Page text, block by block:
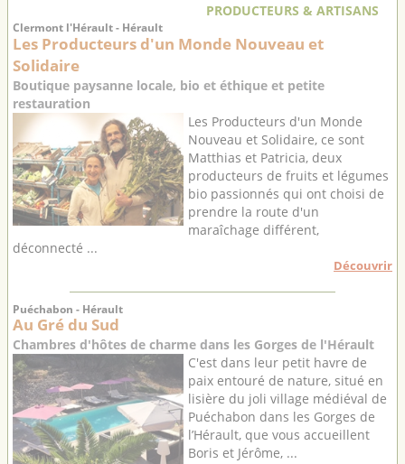
PRODUCTEURS & ARTISANS
Clermont l'Hérault - Hérault
Les Producteurs d'un Monde Nouveau et
Solidaire
Boutique paysanne locale, bio et éthique et petite
restauration
Les Producteurs d'un Monde
Nouveau et Solidaire, ce sont
Matthias et Patricia, deux
producteurs de fruits et légumes
bio passionnés qui ont choisi de
prendre la route d'un
maraîchage différent,
déconnecté ...
Découvrir
Puéchabon - Hérault
Au Gré du Sud
Chambres d'hôtes de charme dans les Gorges de l'Hérault
C'est dans leur petit havre de
paix entouré de nature, situé en
lisière du joli village médiéval de
Puéchabon dans les Gorges de
l’Hérault, que vous accueillent
Boris et Jérôme, ...